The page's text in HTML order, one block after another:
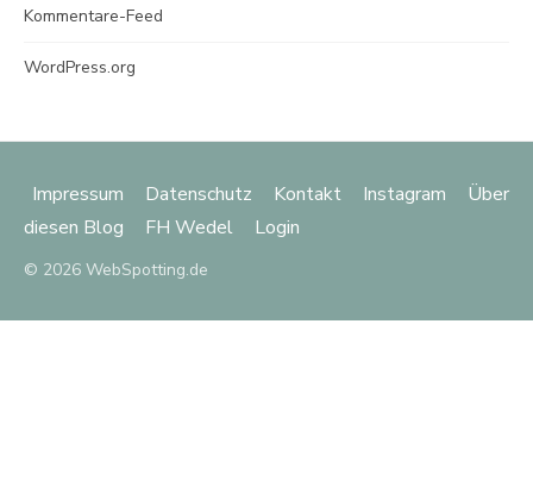
Kommentare-Feed
WordPress.org
Impressum Datenschutz Kontakt Instagram
Über
diesen Blog
FH Wedel Login
© 2026 WebSpotting.de